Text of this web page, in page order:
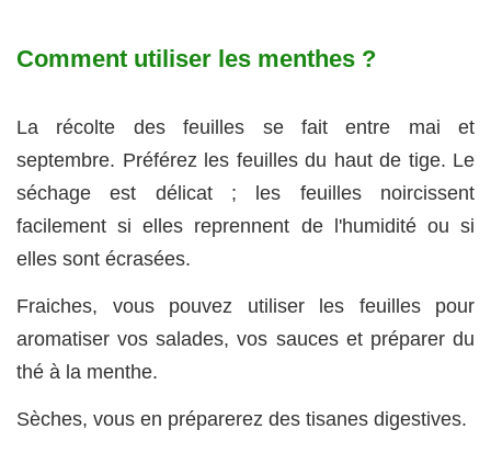
Comment utiliser les menthes ?
La récolte des feuilles se fait entre mai et
septembre. Préférez les feuilles du haut de tige. Le
séchage est délicat ; les feuilles noircissent
facilement si elles reprennent de l'humidité ou si
elles sont écrasées.
Fraiches, vous pouvez utiliser les feuilles pour
aromatiser vos salades, vos sauces et préparer du
thé à la menthe.
Sèches, vous en préparerez des tisanes digestives.